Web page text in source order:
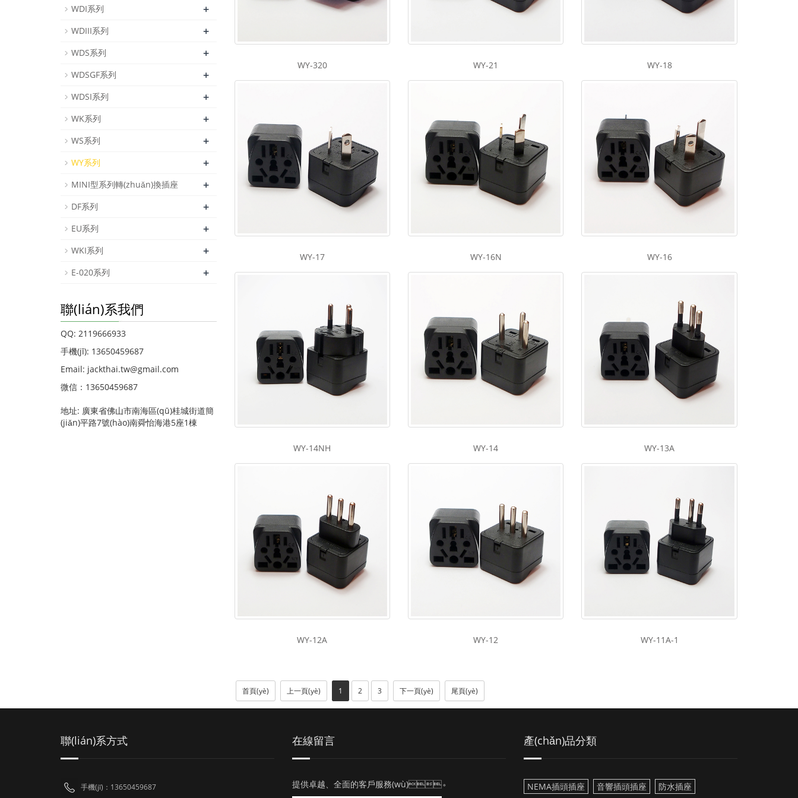
WY-320 WY-21 WY-18
WY-17 WY-16N WY-16
WY-14NH WY-14 WY-13A
WY-12A WY-12 WY-11A-1
首頁(yè) 上一頁(yè) 1 2 3 下一頁(yè) 尾頁(yè)
WDI系列 +
WDIII系列 +
WDS系列 +
WDSGF系列 +
WDSI系列 +
WK系列 +
WS系列 +
WY系列 +
MINI型系列轉(zhuǎn)換插座 +
DF系列 +
EU系列 +
WKI系列 +
E-020系列 +
聯(lián)系我們
QQ: 2119666933
手機(jī): 13650459687
Email: jackthai.tw@gmail.com
微信：13650459687
地址: 廣東省佛山市南海區(qū)桂城街道簡
(jiǎn)平路7號(hào)南舜怡海港5座1棟
聯(lián)系方式
手機(jī)：13650459687
在線留言
提供卓越、全面的客戶服務(wù)。
產(chǎn)品分類
NEMA插頭插座 音響插頭插座 防水插座